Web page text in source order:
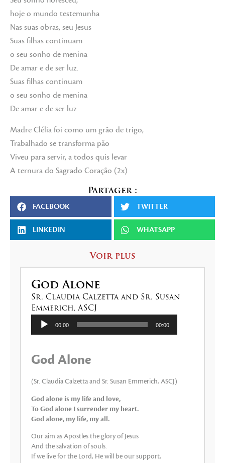
hoje o mundo testemunha
Nas suas obras, seu Jesus
Suas filhas continuam
o seu sonho de menina
De amar e de ser luz.
Suas filhas continuam
o seu sonho de menina
De amar e de ser luz
Madre Clélia foi como um grão de trigo,
Trabalhado se transforma pão
Viveu para servir, a todos quis levar
A ternura do Sagrado Coração (2x)
Partager :
FACEBOOK TWITTER
LINKEDIN WHATSAPP
Voir plus
God Alone
Sr. Claudia Calzetta and Sr. Susan
Emmerich, ASCJ
Lecteur
audio
00:00 00:00
God Alone
(Sr. Claudia Calzetta and Sr. Susan Emmerich, ASCJ)
God alone is my life and love,
To God alone I surrender my heart.
God alone, my life, my all.
Our aim as Apostles the glory of Jesus
And the salvation of souls.
If we live for the Lord, He will be our support,